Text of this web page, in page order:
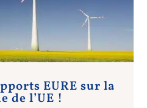
EURE sur la
de l’UE !